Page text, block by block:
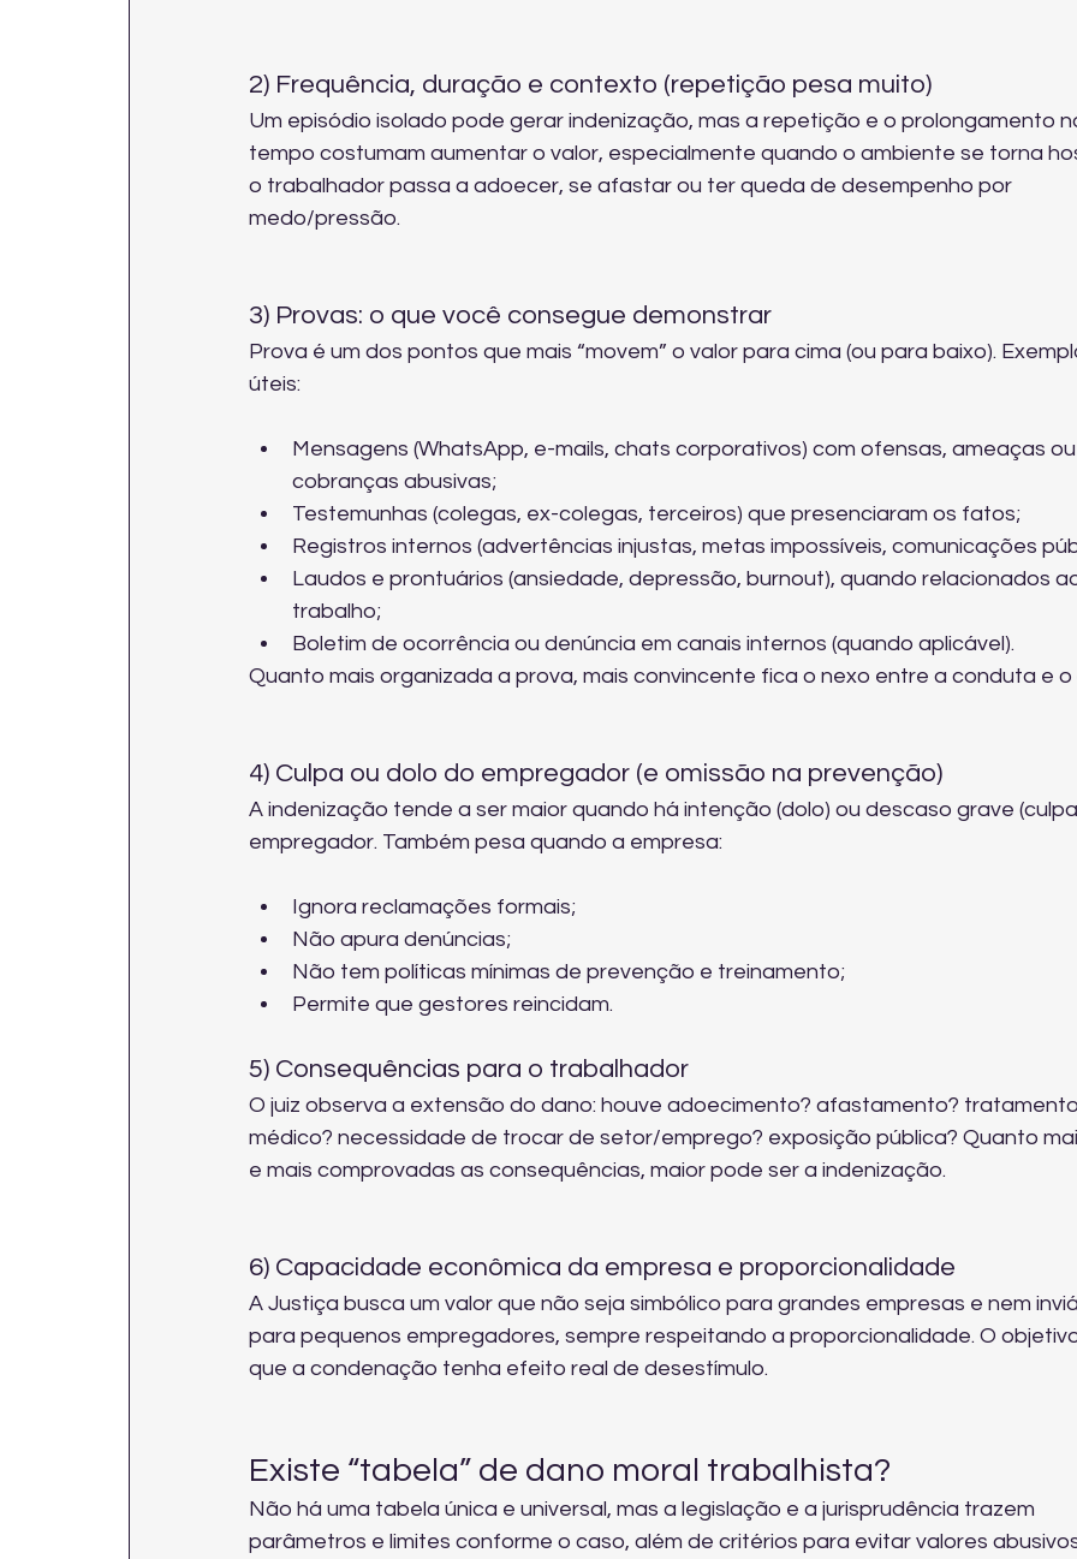
2) Frequência, duração e contexto (repetição pesa muito)
Um episódio isolado pode gerar indenização, mas a repetição e o prolongamento
tempo costumam aumentar o valor, especialmente quando o ambiente se torna
o trabalhador passa a adoecer, se afastar ou ter queda de desempenho por
medo/pressão.
3) Provas: o que você consegue demonstrar
Prova é um dos pontos que mais “movem” o valor para cima (ou para baixo).
úteis:
Mensagens (WhatsApp, e-mails, chats corporativos) com ofensas, ameaças ou
cobranças abusivas;
Testemunhas (colegas, ex-colegas, terceiros) que presenciaram os fatos;
Registros internos (advertências injustas, metas impossíveis, comunicações
Laudos e prontuários (ansiedade, depressão, burnout), quando relacionados
trabalho;
Boletim de ocorrência ou denúncia em canais internos (quando aplicável).
Quanto mais organizada a prova, mais convincente fica o nexo entre a conduta e o
4) Culpa ou dolo do empregador (e omissão na prevenção)
A indenização tende a ser maior quando há intenção (dolo) ou descaso grave
empregador. Também pesa quando a empresa:
Ignora reclamações formais;
Não apura denúncias;
Não tem políticas mínimas de prevenção e treinamento;
Permite que gestores reincidam.
5) Consequências para o trabalhador
O juiz observa a extensão do dano: houve adoecimento? afastamento? tratamento
médico? necessidade de trocar de setor/emprego? exposição pública? Quanto
e mais comprovadas as consequências, maior pode ser a indenização.
6) Capacidade econômica da empresa e proporcionalidade
A Justiça busca um valor que não seja simbólico para grandes empresas e nem
para pequenos empregadores, sempre respeitando a proporcionalidade. O
que a condenação tenha efeito real de desestímulo.
Existe “tabela” de dano moral trabalhista?
Não há uma tabela única e universal, mas a legislação e a jurisprudência trazem
parâmetros e limites conforme o caso, além de critérios para evitar valores